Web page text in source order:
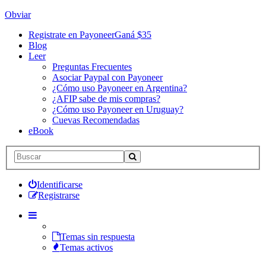
Obviar
Registrate en PayoneerGaná $35
Blog
Leer
Preguntas Frecuentes
Asociar Paypal con Payoneer
¿Cómo uso Payoneer en Argentina?
¿AFIP sabe de mis compras?
¿Cómo uso Payoneer en Uruguay?
Cuevas Recomendadas
eBook
Identificarse
Registrarse
Temas sin respuesta
Temas activos